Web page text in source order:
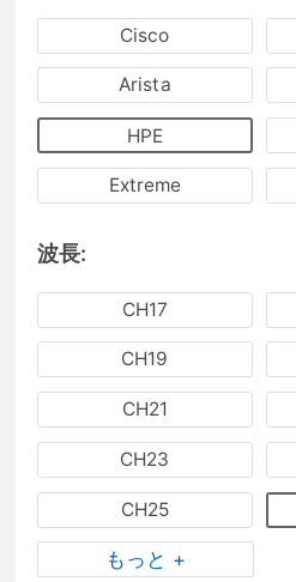
Cisco
Arista
HPE
Extreme
波長:
CH17
CH19
CH21
CH23
CH25
もっと +